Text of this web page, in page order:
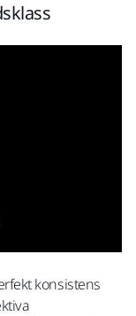
konsistens